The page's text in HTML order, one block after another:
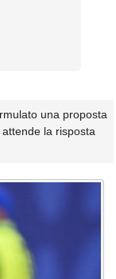
una proposta
la risposta